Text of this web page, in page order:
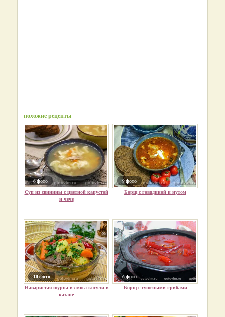
похожие рецепты
6 фото
Суп из свинины с цветной капустой
и чече
9 фото
Борщ с говядиной и нутом
10 фото
Наваристая шурпа из мяса косули в
казане
6 фото
Борщ с сушеными грибами